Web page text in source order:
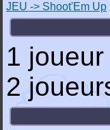
JEU -> Shoot'Em Up
1 joueur
2